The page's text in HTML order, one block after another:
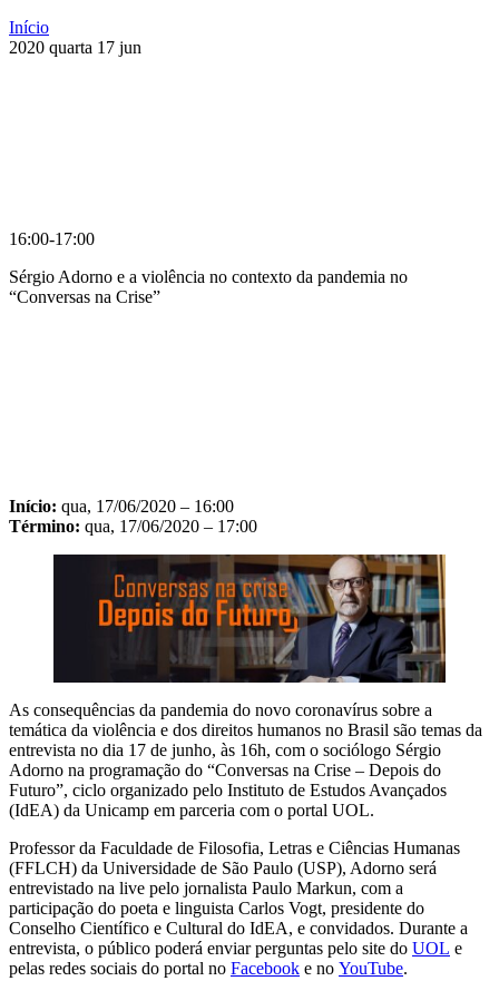
Início
2020 quarta 17 jun
16:00-17:00
Sérgio Adorno e a violência no contexto da pandemia no
“Conversas na Crise”
Início: qua, 17/06/2020 – 16:00
Término: qua, 17/06/2020 – 17:00
As consequências da pandemia do novo coronavírus sobre a
temática da violência e dos direitos humanos no Brasil são temas da
entrevista no dia 17 de junho, às 16h, com o sociólogo Sérgio
Adorno na programação do “Conversas na Crise – Depois do
Futuro”, ciclo organizado pelo Instituto de Estudos Avançados
(IdEA) da Unicamp em parceria com o portal UOL.
Professor da Faculdade de Filosofia, Letras e Ciências Humanas
(FFLCH) da Universidade de São Paulo (USP), Adorno será
entrevistado na live pelo jornalista Paulo Markun, com a
participação do poeta e linguista Carlos Vogt, presidente do
Conselho Científico e Cultural do IdEA, e convidados. Durante a
entrevista, o público poderá enviar perguntas pelo site do UOL e
pelas redes sociais do portal no Facebook e no YouTube.